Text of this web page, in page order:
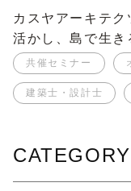
カスヤアーキテ
活かし、島で生き
共催セミナー
建築士・設計士
CATEGORY